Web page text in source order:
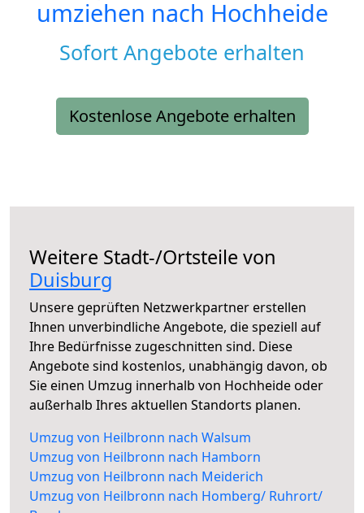
umziehen nach Hochheide
Sofort Angebote erhalten
Kostenlose Angebote erhalten
Weitere Stadt-/Ortsteile von
Duisburg
Unsere geprüften Netzwerkpartner erstellen
Ihnen unverbindliche Angebote, die speziell auf
Ihre Bedürfnisse zugeschnitten sind. Diese
Angebote sind kostenlos, unabhängig davon, ob
Sie einen Umzug innerhalb von Hochheide oder
außerhalb Ihres aktuellen Standorts planen.
Umzug von Heilbronn nach Walsum
Umzug von Heilbronn nach Hamborn
Umzug von Heilbronn nach Meiderich
Umzug von Heilbronn nach Homberg/ Ruhrort/